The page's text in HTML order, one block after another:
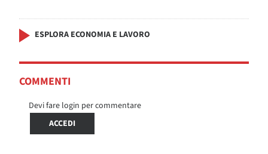
ESPLORA ECONOMIA E LAVORO
COMMENTI
Devi fare login per commentare
ACCEDI